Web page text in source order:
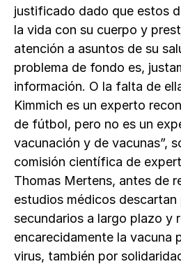
justificado dado que estos
la vida con su cuerpo y
atención a asuntos de su
problema de fondo es,
información. O la falta de
Kimmich es un experto
de fútbol, pero no es un
vacunación y de vacunas”,
comisión científica de
Thomas Mertens, antes de
estudios médicos
secundarios a largo plazo y
encarecidamente la vacuna
virus, también por